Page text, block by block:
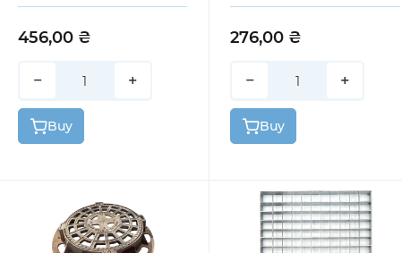
456,00 ₴
− +
Buy
276,00 ₴
− +
Buy